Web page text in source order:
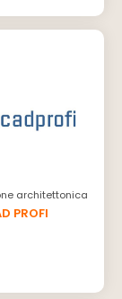
architettonica
PROFI